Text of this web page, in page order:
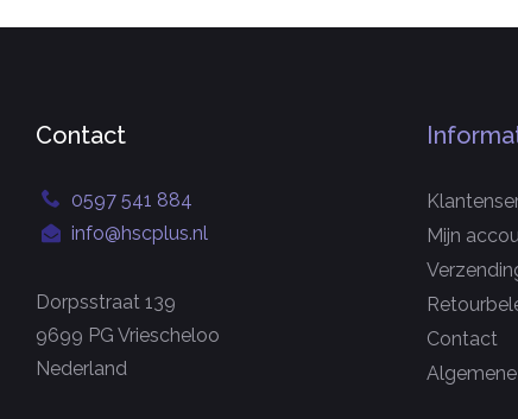
Contact
0597 541 884
info@hscplus.nl
Dorpsstraat 139
9699 PG Vriescheloo
Nederland
Mijn
Contact